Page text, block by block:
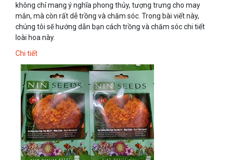
không chỉ mang ý nghĩa phong thủy, tượng trưng cho may
mắn, mà còn rất dễ trồng và chăm sóc. Trong bài viết này,
chúng tôi sẽ hướng dẫn bạn cách trồng và chăm sóc chi tiết
loài hoa này.
Chi tiết